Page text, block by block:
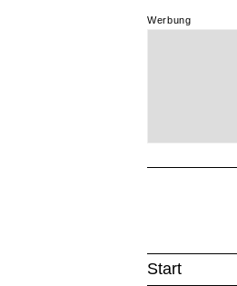
Werbung
Start